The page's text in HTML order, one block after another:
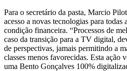
Para o secretário da pasta, Marcio
acesso a novas tecnologias para todas
condição financeira. “Processos de
caso da transição para a TV digital,
de perspectivas, jamais permitindo a
classes menos favorecidas. Esta ação
uma Bento Gonçalves 100%